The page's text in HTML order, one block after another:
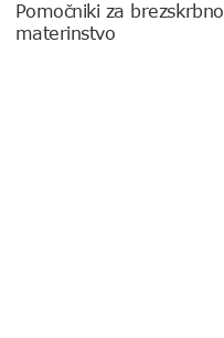
Pomočniki za brezskrbno
materinstvo